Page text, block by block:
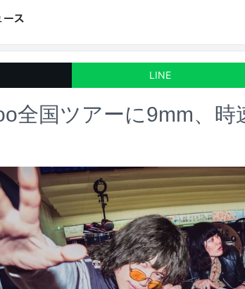
LINE
全国ツアーに9mm、時